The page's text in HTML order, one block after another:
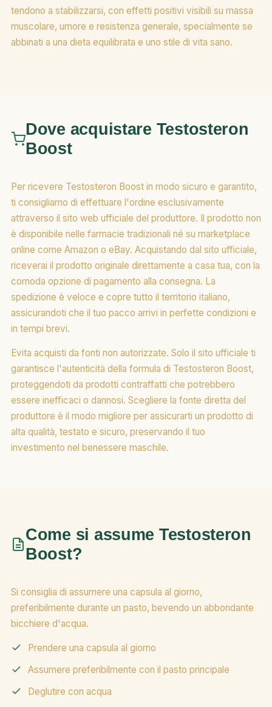
tendono a stabilizzarsi, con effetti positivi visibili su massa
muscolare, umore e resistenza generale, specialmente se
abbinati a una dieta equilibrata e uno stile di vita sano.
Dove acquistare Testosteron
Boost
Per ricevere Testosteron Boost in modo sicuro e garantito,
ti consigliamo di effettuare l'ordine esclusivamente
attraverso il sito web ufficiale del produttore. Il prodotto non
è disponibile nelle farmacie tradizionali né su marketplace
online come Amazon o eBay. Acquistando dal sito ufficiale,
riceverai il prodotto originale direttamente a casa tua, con la
comoda opzione di pagamento alla consegna. La
spedizione è veloce e copre tutto il territorio italiano,
assicurandoti che il tuo pacco arrivi in perfette condizioni e
in tempi brevi.
Evita acquisti da fonti non autorizzate. Solo il sito ufficiale ti
garantisce l'autenticità della formula di Testosteron Boost,
proteggendoti da prodotti contraffatti che potrebbero
essere inefficaci o dannosi. Scegliere la fonte diretta del
produttore è il modo migliore per assicurarti un prodotto di
alta qualità, testato e sicuro, preservando il tuo
investimento nel benessere maschile.
Come si assume Testosteron
Boost?
Si consiglia di assumere una capsula al giorno,
preferibilmente durante un pasto, bevendo un abbondante
bicchiere d'acqua.
Prendere una capsula al giorno
Assumere preferibilmente con il pasto principale
Deglutire con acqua